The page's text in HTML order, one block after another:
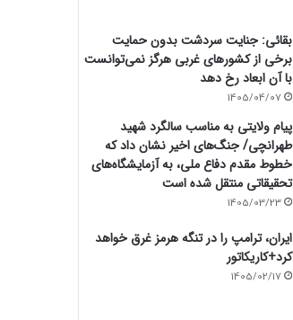
بقائی: جنایت سردشت بدون حمایت
برخی از کشورهای غربی هرگز نمی‌توانست
با آن ابعاد رخ دهد
1405/04/07
پیام ولایتی به مناسب سالگرد شهید
طهرانچی/ جنگ‌های اخیر نشان داد که
خطوط مقدم دفاع ملی، به آزمایشگاه‌های
تحقیقاتی منتقل شده است
1405/03/23
ایران، ترامپ را در تنگه هرمز غرق خواهد
کرد+کاریکاتور
1405/02/17